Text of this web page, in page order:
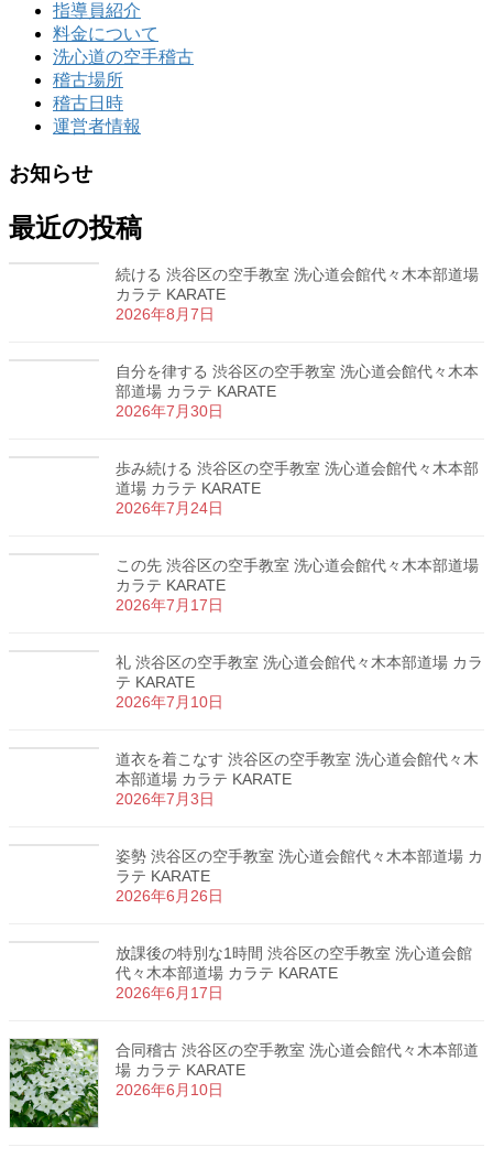
指導員紹介
料金について
洗心道の空手稽古
稽古場所
稽古日時
運営者情報
お知らせ
最近の投稿
続ける 渋谷区の空手教室 洗心道会館代々木本部道場
カラテ KARATE
2026年8月7日
自分を律する 渋谷区の空手教室 洗心道会館代々木本
部道場 カラテ KARATE
2026年7月30日
歩み続ける 渋谷区の空手教室 洗心道会館代々木本部
道場 カラテ KARATE
2026年7月24日
この先 渋谷区の空手教室 洗心道会館代々木本部道場
カラテ KARATE
2026年7月17日
礼 渋谷区の空手教室 洗心道会館代々木本部道場 カラ
テ KARATE
2026年7月10日
道衣を着こなす 渋谷区の空手教室 洗心道会館代々木
本部道場 カラテ KARATE
2026年7月3日
姿勢 渋谷区の空手教室 洗心道会館代々木本部道場 カ
ラテ KARATE
2026年6月26日
放課後の特別な1時間 渋谷区の空手教室 洗心道会館
代々木本部道場 カラテ KARATE
2026年6月17日
合同稽古 渋谷区の空手教室 洗心道会館代々木本部道
場 カラテ KARATE
2026年6月10日